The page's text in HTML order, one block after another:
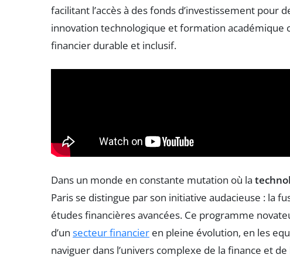
facilitant l’accès à des fonds d’investissement pour
innovation technologique et formation
financier durable et inclusif.
Dans un monde en constante mutation où la
Paris se distingue par son initiative audacieuse : la
études financières avancées. Ce programme
d’un secteur financier en pleine évolution, en les
naviguer dans l’univers complexe de la finance et